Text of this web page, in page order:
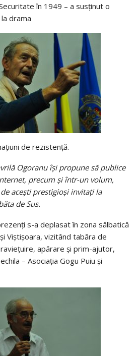
în 1949 – a susținut o
drama
de rezistență.
Ogoranu își propune să publice
precum și într-un volum,
acești prestigioși invitați la
de Sus.
s-a deplasat în zona sălbatică
Viștișoara, vizitând tabăra de
apărare și prim-ajutor,
– Asociația Gogu Puiu și